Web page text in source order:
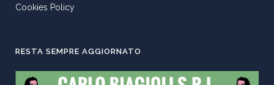
Cookies Policy
RESTA SEMPRE AGGIORNATO